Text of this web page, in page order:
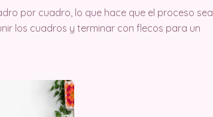
por cuadro, lo que hace que el proceso sea
los cuadros y terminar con flecos para un